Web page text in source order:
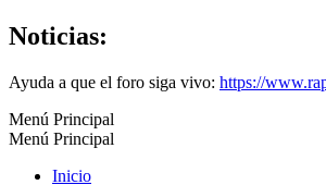
Noticias:
Ayuda a que el foro siga vivo: https://
Menú Principal
Menú Principal
Inicio